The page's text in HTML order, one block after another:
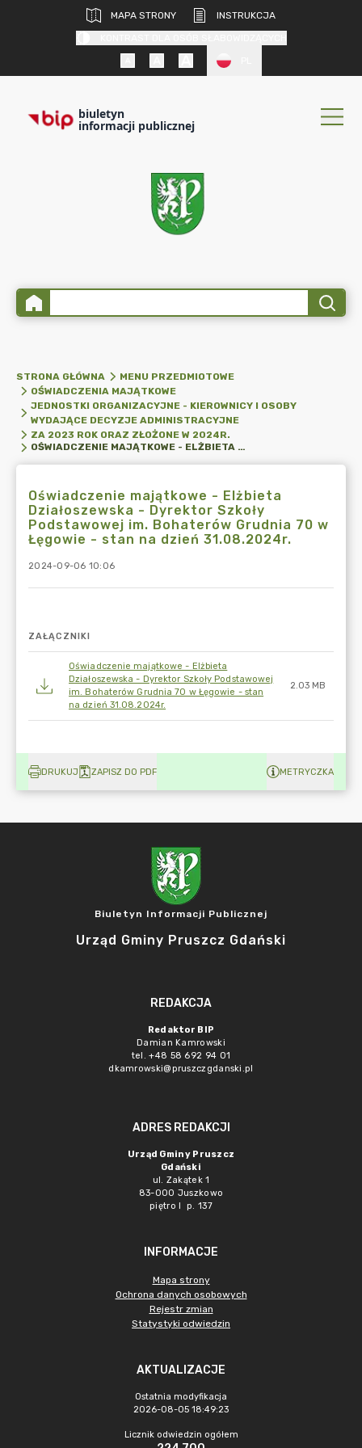
MAPA STRONY
INSTRUKCJA
biuletyn
informacji publicznej
STRONA GŁÓWNA
MENU PRZEDMIOTOWE
OŚWIADCZENIA MAJĄTKOWE
JEDNOSTKI ORGANIZACYJNE - KIEROWNICY I OSOBY
WYDAJĄCE DECYZJE ADMINISTRACYJNE
ZA 2023 ROK ORAZ ZŁOŻONE W 2024R.
OŚWIADCZENIE MAJĄTKOWE - ELŻBIETA DZIAŁOSZEWSKA - DYREKTOR SZKOŁY PODSTAWOWEJ IM. BOHATERÓW GRUDNIA 70 W ŁĘGOWIE - STAN NA DZIEŃ 31.08.2024R.
Oświadczenie majątkowe - Elżbieta
Działoszewska - Dyrektor Szkoły
Podstawowej im. Bohaterów Grudnia 70 w
Łęgowie - stan na dzień 31.08.2024r.
2024-09-06 10:06
ZAŁĄCZNIKI
Oświadczenie majątkowe - Elżbieta
Działoszewska - Dyrektor Szkoły Podstawowej
im. Bohaterów Grudnia 70 w Łęgowie - stan
na dzień 31.08.2024r.
2.03 MB
DRUKUJ ZAPISZ DO PDF METRYCZKA
Biuletyn Informacji Publicznej
Urząd Gminy Pruszcz Gdański
REDAKCJA
Redaktor BIP
Damian Kamrowski
tel. +48 58 692 94 01
dkamrowski@pruszczgdanski.pl
ADRES REDAKCJI
Urząd Gminy Pruszcz
Gdański
ul. Zakątek 1
83-000 Juszkowo
piętro I p. 137
INFORMACJE
Mapa strony
Ochrona danych osobowych
Rejestr zmian
Statystyki odwiedzin
AKTUALIZACJE
Ostatnia modyfikacja
2026-08-05 18:49:23
Licznik odwiedzin ogółem